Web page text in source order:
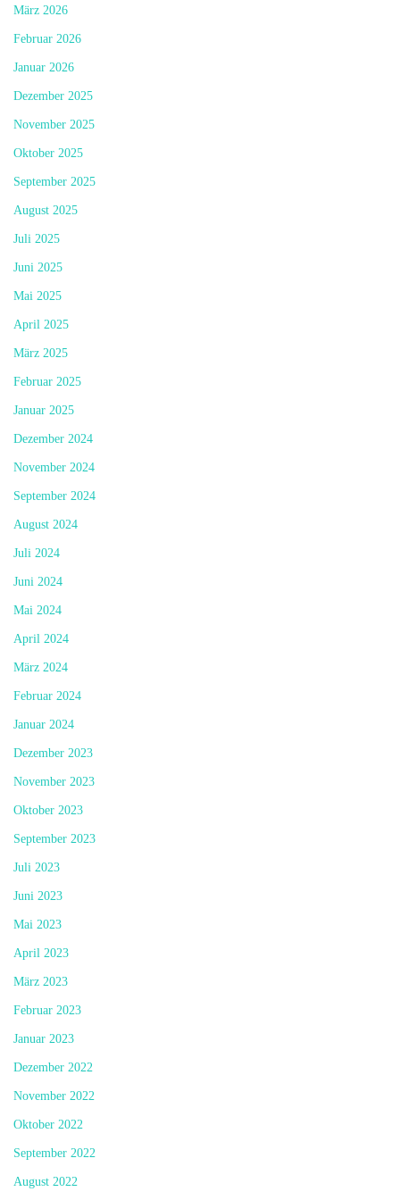
März 2026
Februar 2026
Januar 2026
Dezember 2025
November 2025
Oktober 2025
September 2025
August 2025
Juli 2025
Juni 2025
Mai 2025
April 2025
März 2025
Februar 2025
Januar 2025
Dezember 2024
November 2024
September 2024
August 2024
Juli 2024
Juni 2024
Mai 2024
April 2024
März 2024
Februar 2024
Januar 2024
Dezember 2023
November 2023
Oktober 2023
September 2023
Juli 2023
Juni 2023
Mai 2023
April 2023
März 2023
Februar 2023
Januar 2023
Dezember 2022
November 2022
Oktober 2022
September 2022
August 2022